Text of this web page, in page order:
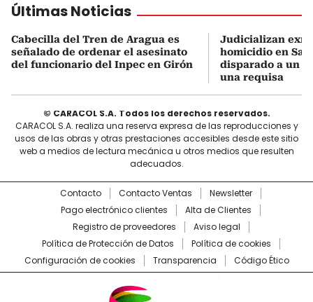
Últimas Noticias
Cabecilla del Tren de Aragua es
señalado de ordenar el asesinato
del funcionario del Inpec en Girón
Judicializan
homicidio en
disparado a un
una requisa
© CARACOL S.A. Todos los derechos reservados.
CARACOL S.A. realiza una reserva expresa de las reproducciones y
usos de las obras y otras prestaciones accesibles desde este sitio
web a medios de lectura mecánica u otros medios que resulten
adecuados.
Contacto Contacto Ventas
Newsletter
Pago electrónico clientes
Alta de Clientes
Registro de proveedores
Aviso legal
Política de Protección de Datos
Política de cookies
Configuración de cookies
Transparencia Código Ético